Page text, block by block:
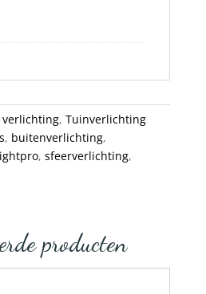
verlichting, Tuinverlichting
, buitenverlichting,
, sfeerverlichting,
producten